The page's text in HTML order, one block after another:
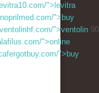
">levitra
">buy
">ventolin 90
">online
">buy